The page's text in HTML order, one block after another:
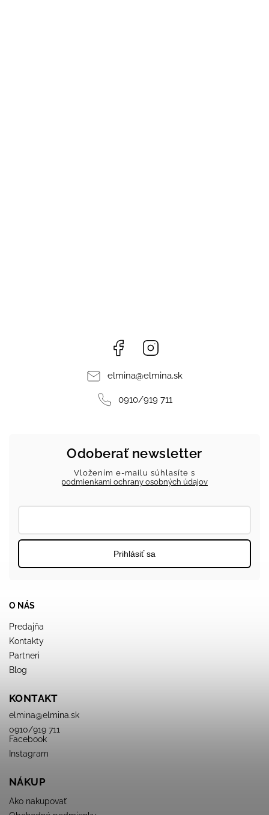
Facebook
elmina@elmina.sk
0910/919 711
O NÁS
Predajňa
Kontakty
Partneri
Blog
KONTAKT
elmina@elmina.sk
0910/919 711
Facebook
Instagram
NÁKUP
Ako nakupovať
Odoberať newsletter
Vložením e-mailu súhlasíte s
podmienkami ochrany osobných údajov
Prihlásiť sa